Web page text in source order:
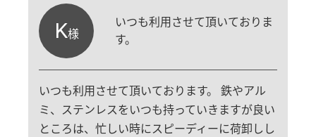
K様
いつも利用させて頂いておりま
す。
いつも利用させて頂いております。 鉄やアル
ミ、ステンレスをいつも持っていきますが良い
ところは、忙しい時にスピーディーに荷卸しし